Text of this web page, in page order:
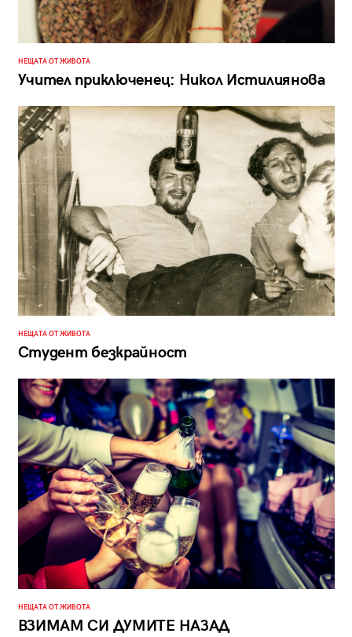
НЕЩАТА ОТ ЖИВОТА
Учител приключенец: Никол Истилиянова
НЕЩАТА ОТ ЖИВОТА
Студент безкрайност
НЕЩАТА ОТ ЖИВОТА
ВЗИМАМ СИ ДУМИТЕ НАЗАД